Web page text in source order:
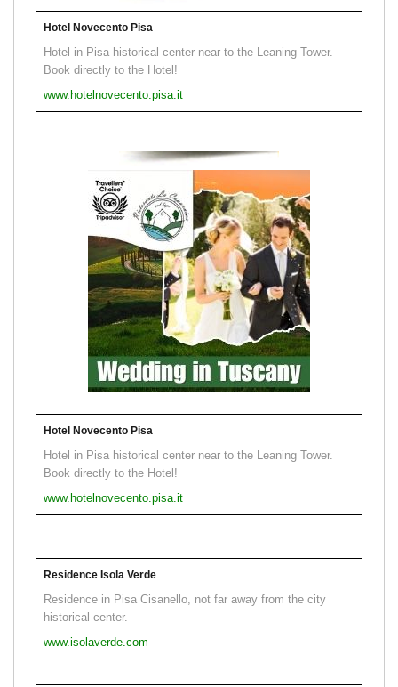
Hotel Novecento Pisa
Hotel in Pisa historical center near to the Leaning Tower.
Book directly to the Hotel!
www.hotelnovecento.pisa.it
Hotel Novecento Pisa
Hotel in Pisa historical center near to the Leaning Tower.
Book directly to the Hotel!
www.hotelnovecento.pisa.it
Residence Isola Verde
Residence in Pisa Cisanello, not far away from the city
historical center.
www.isolaverde.com